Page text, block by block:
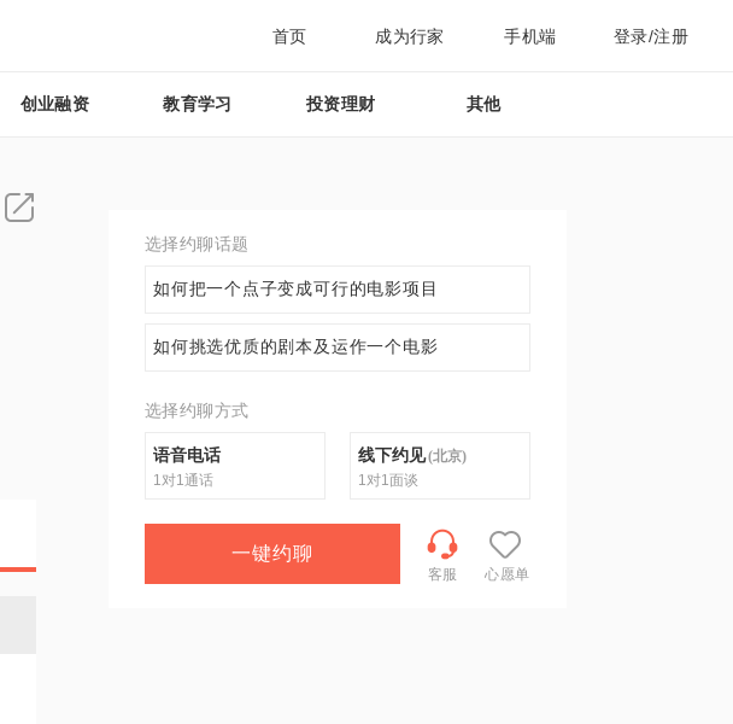
首页 成为行家 手机端 登录/注册
创业融资 教育学习 投资理财 其他
选择约聊话题
如何把一个点子变成可行的电影项目
如何挑选优质的剧本及运作一个电影
选择约聊方式
语音电话
1对1通话
线下约见(北京)
1对1面谈
一键约聊
客服 心愿单